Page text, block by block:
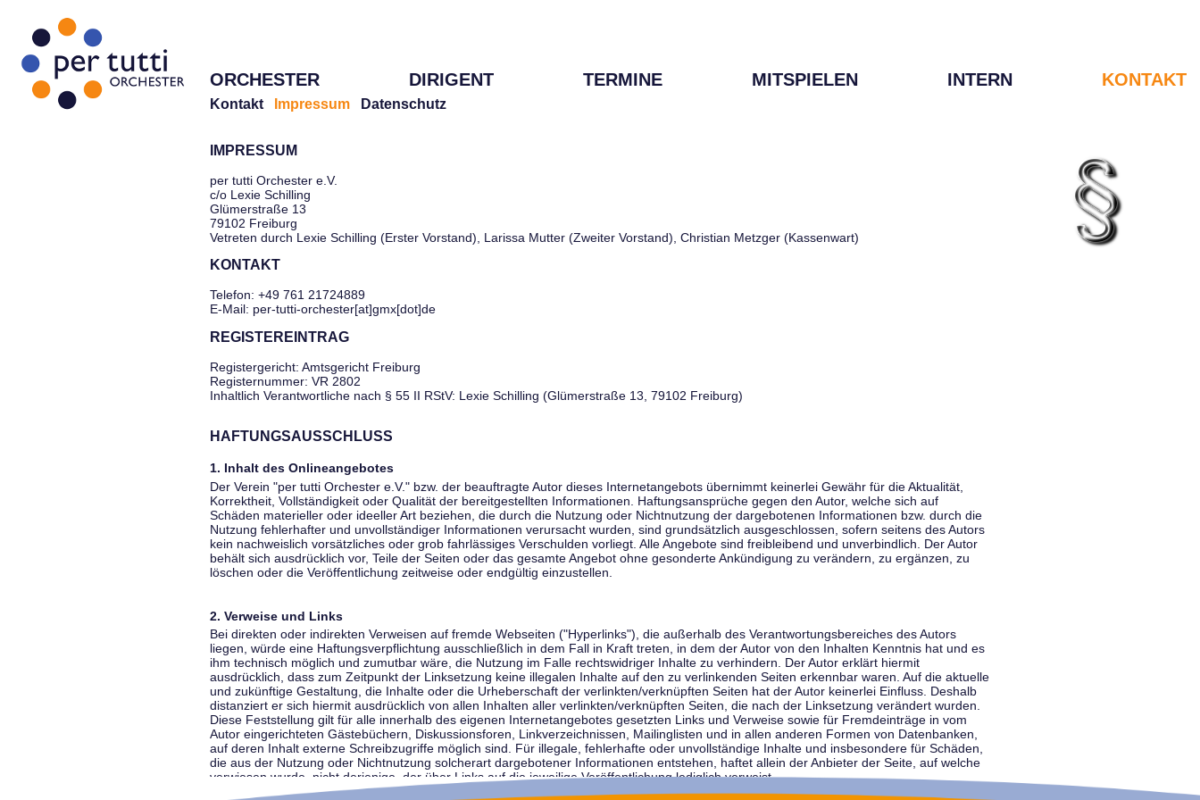
ORCHESTER DIRIGENT TERMINE MITSPIELEN INTERN KONTAKT
Kontakt Impressum Datenschutz
IMPRESSUM
per tutti Orchester e.V.
c/o Lexie Schilling
Glümerstraße 13
79102 Freiburg
Vetreten durch Lexie Schilling (Erster Vorstand), Larissa Mutter (Zweiter Vorstand), Christian Metzger (Kassenwart)
KONTAKT
Telefon: +49 761 21724889
E-Mail: per-tutti-orchester[at]gmx[dot]de
REGISTEREINTRAG
Registergericht: Amtsgericht Freiburg
Registernummer: VR 2802
Inhaltlich Verantwortliche nach § 55 II RStV: Lexie Schilling (Glümerstraße 13, 79102 Freiburg)
HAFTUNGSAUSSCHLUSS
1. Inhalt des Onlineangebotes
Der Verein "per tutti Orchester e.V." bzw. der beauftragte Autor dieses Internetangebots übernimmt keinerlei Gewähr für die Aktualität,
Korrektheit, Vollständigkeit oder Qualität der bereitgestellten Informationen. Haftungsansprüche gegen den Autor, welche sich auf
Schäden materieller oder ideeller Art beziehen, die durch die Nutzung oder Nichtnutzung der dargebotenen Informationen bzw. durch die
Nutzung fehlerhafter und unvollständiger Informationen verursacht wurden, sind grundsätzlich ausgeschlossen, sofern seitens des Autors
kein nachweislich vorsätzliches oder grob fahrlässiges Verschulden vorliegt. Alle Angebote sind freibleibend und unverbindlich. Der Autor
behält sich ausdrücklich vor, Teile der Seiten oder das gesamte Angebot ohne gesonderte Ankündigung zu verändern, zu ergänzen, zu
löschen oder die Veröffentlichung zeitweise oder endgültig einzustellen.
2. Verweise und Links
Bei direkten oder indirekten Verweisen auf fremde Webseiten ("Hyperlinks"), die außerhalb des Verantwortungsbereiches des Autors
liegen, würde eine Haftungsverpflichtung ausschließlich in dem Fall in Kraft treten, in dem der Autor von den Inhalten Kenntnis hat und es
ihm technisch möglich und zumutbar wäre, die Nutzung im Falle rechtswidriger Inhalte zu verhindern. Der Autor erklärt hiermit
ausdrücklich, dass zum Zeitpunkt der Linksetzung keine illegalen Inhalte auf den zu verlinkenden Seiten erkennbar waren. Auf die aktuelle
und zukünftige Gestaltung, die Inhalte oder die Urheberschaft der verlinkten/verknüpften Seiten hat der Autor keinerlei Einfluss. Deshalb
distanziert er sich hiermit ausdrücklich von allen Inhalten aller verlinkten/verknüpften Seiten, die nach der Linksetzung verändert wurden.
Diese Feststellung gilt für alle innerhalb des eigenen Internetangebotes gesetzten Links und Verweise sowie für Fremdeinträge in vom
Autor eingerichteten Gästebüchern, Diskussionsforen, Linkverzeichnissen, Mailinglisten und in allen anderen Formen von Datenbanken,
auf deren Inhalt externe Schreibzugriffe möglich sind. Für illegale, fehlerhafte oder unvollständige Inhalte und insbesondere für Schäden,
die aus der Nutzung oder Nichtnutzung solcherart dargebotener Informationen entstehen, haftet allein der Anbieter der Seite, auf welche
verwiesen wurde, nicht derjenige, der über Links auf die jeweilige Veröffentlichung lediglich verweist.